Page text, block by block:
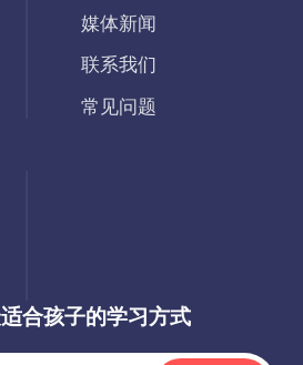
媒体新闻
联系我们
常见问题
合孩子的学习方式